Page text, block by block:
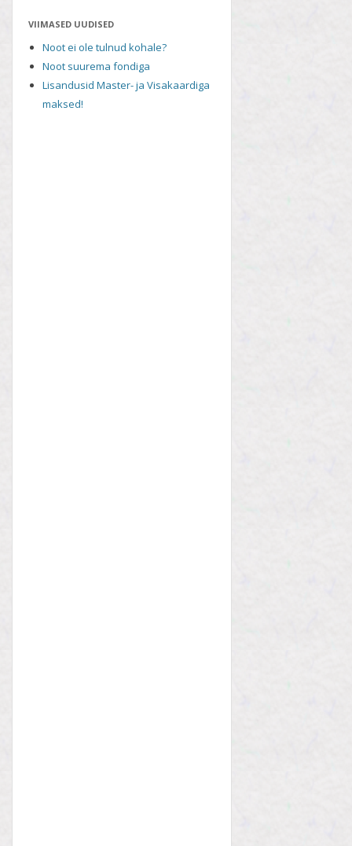
VIIMASED UUDISED
Noot ei ole tulnud kohale?
Noot suurema fondiga
Lisandusid Master- ja Visakaardiga
maksed!